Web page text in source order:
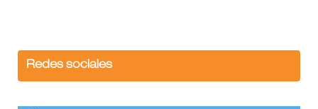
Redes sociales